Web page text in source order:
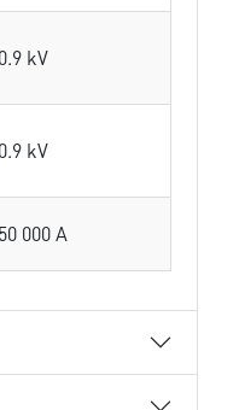
0.9 kV
0.9 kV
000 A